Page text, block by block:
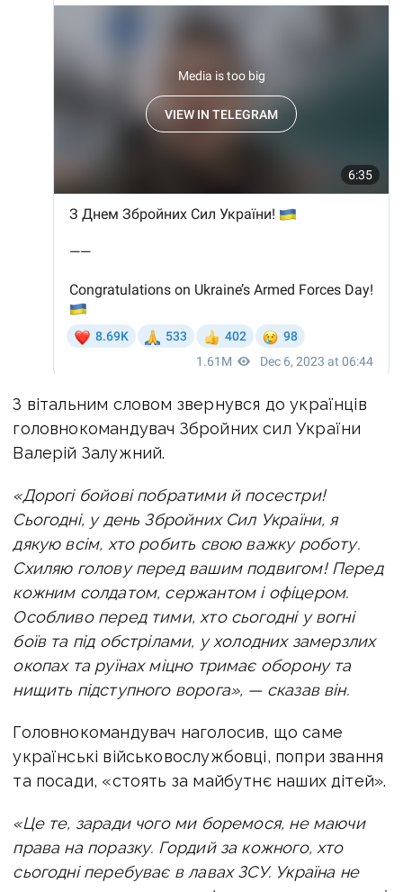
З вітальним словом звернувся до українців
головнокомандувач Збройних сил України
Валерій Залужний.
«Дорогі бойові побратими й посестри!
Сьогодні, у день Збройних Сил України, я
дякую всім, хто робить свою важку роботу.
Схиляю голову перед вашим подвигом! Перед
кожним солдатом, сержантом і офіцером.
Особливо перед тими, хто сьогодні у вогні
боїв та під обстрілами, у холодних замерзлих
окопах та руїнах міцно тримає оборону та
нищить підступного ворога», — сказав він.
Головнокомандувач наголосив, що саме
українські військовослужбовці, попри звання
та посади, «стоять за майбутнє наших дітей».
«Це те, заради чого ми боремося, не маючи
права на поразку. Гордий за кожного, хто
сьогодні перебуває в лавах ЗСУ. Україна не